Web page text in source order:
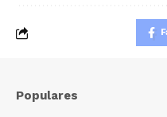
Populares